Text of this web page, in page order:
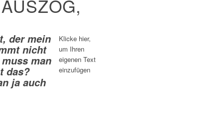
der mein
nicht
man
das?
ja auch
Klicke hier,
um Ihren
eigenen Text
einzufügen